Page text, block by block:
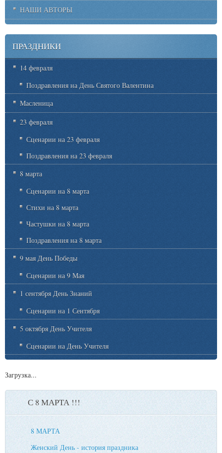
НАШИ АВТОРЫ
ПРАЗДНИКИ
14 февраля
Поздравления на День Святого Валентина
Масленица
23 февраля
Сценарии на 23 февраля
Поздравления на 23 февраля
8 марта
Сценарии на 8 марта
Стихи на 8 марта
Частушки на 8 марта
Поздравления на 8 марта
9 мая День Победы
Сценарии на 9 Мая
1 сентября День Знаний
Сценарии на 1 Сентября
5 октября День Учителя
Сценарии на День Учителя
Загрузка...
С 8 МАРТА !!!
8 МАРТА
Женский День - история праздника